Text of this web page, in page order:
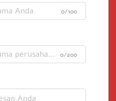
0/100
0/200